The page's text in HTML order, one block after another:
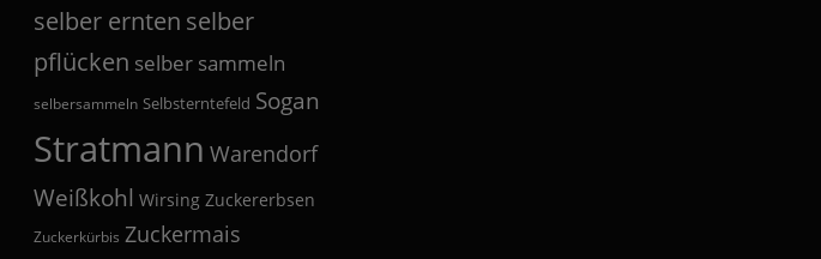
selber ernten selber
pflücken selber sammeln
selbersammeln Selbsterntefeld Sogan
Stratmann Warendorf
Weißkohl Wirsing Zuckererbsen
Zuckerkürbis Zuckermais